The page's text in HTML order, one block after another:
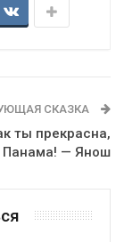
СКАЗКА
ты прекрасна,
Панама! — Янош